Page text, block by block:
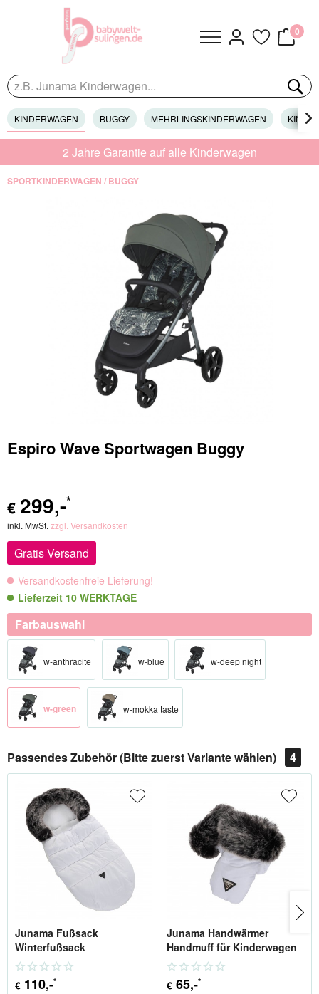
0
KINDERWAGEN BUGGY MEHRLINGSKINDERWAGEN 
2 Jahre Garantie auf alle Kinderwagen
SPORTKINDERWAGEN / BUGGY
Espiro Wave Sportwagen Buggy
€ 299,-*
inkl. MwSt. zzgl. Versandkosten
Gratis Versand
Versandkostenfreie Lieferung!
Lieferzeit 10 WERKTAGE
Farbauswahl
w-anthracite w-blue w-deep night
w-green w-mokka taste
Passendes Zubehör (Bitte zuerst Variante wählen) 4
Junama Fußsack
Winterfußsack
€ 110,-*
Junama Handwärmer
Handmuff für Kinderwagen
€ 65,-*